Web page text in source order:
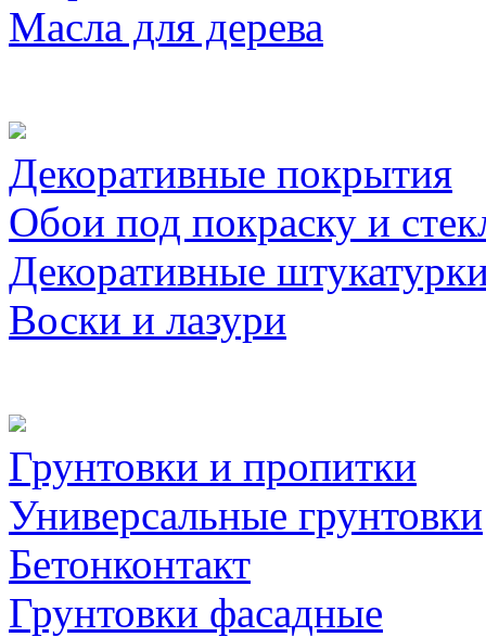
Масла для дерева
Декоративные покрытия
Обои под покраску и
Декоративные
Воски и лазури
Грунтовки и пропитки
Универсальные грунтовки
Бетонконтакт
Грунтовки фасадные